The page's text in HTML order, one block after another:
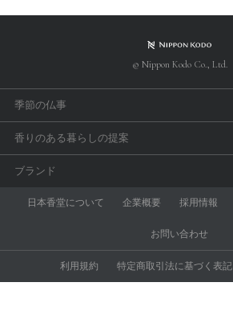
© Nippon Kodo Co., Ltd.
季節の仏事
春のお彼岸
母の日参り
父の日参り
香りのある暮らしの提案
アロマで手軽に「睡眠のセルフケア」
おうち時間の充実に香りを取り入れよう
スポーツアロマ
ブランド
aroma vera
日本香堂について 企業概要 採用情報
お問い合わせ
利用規約 特定商取引法に基づく表記